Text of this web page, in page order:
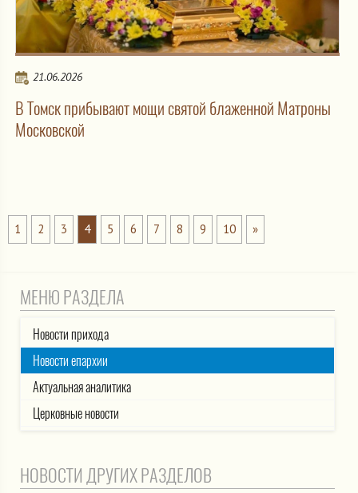
21.06.2026
В Томск прибывают мощи святой блаженной Матроны
Московской
1 2 3 4 5 6 7 8 9 10 »
МЕНЮ РАЗДЕЛА
Новости прихода
Новости епархии
Актуальная аналитика
Церковные новости
НОВОСТИ ДРУГИХ РАЗДЕЛОВ